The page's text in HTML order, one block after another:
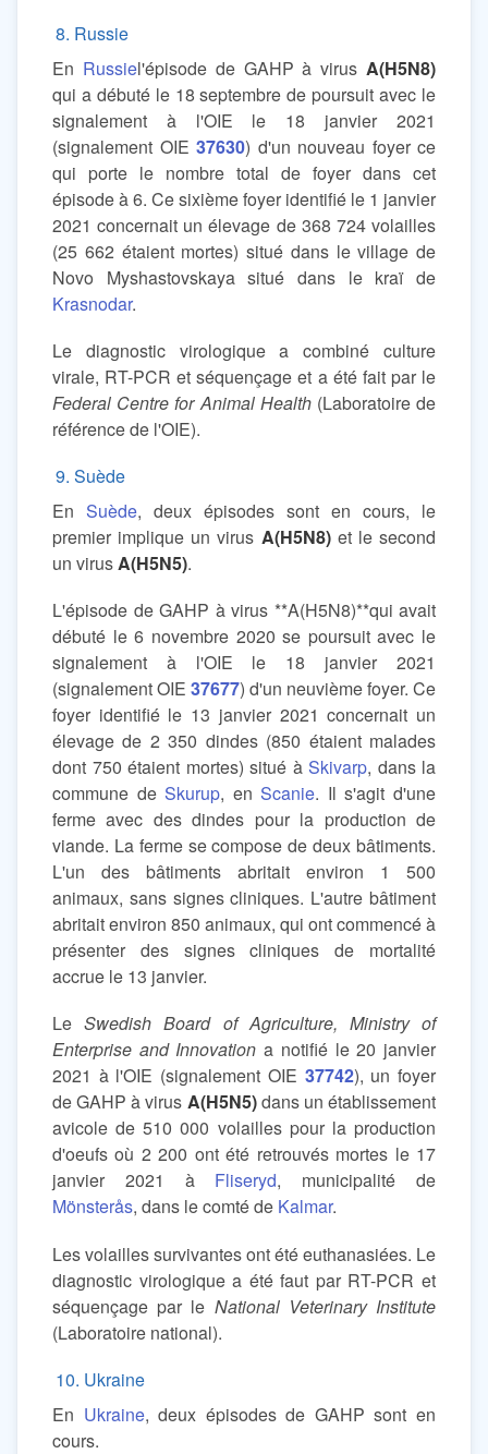
8. Russie
En Russiel'épisode de GAHP à virus A(H5N8)
qui a débuté le 18 septembre de poursuit avec le
signalement à l'OIE le 18 janvier 2021
(signalement OIE 37630) d'un nouveau foyer ce
qui porte le nombre total de foyer dans cet
épisode à 6. Ce sixième foyer identifié le 1 janvier
2021 concernait un élevage de 368 724 volailles
(25 662 étaient mortes) situé dans le village de
Novo Myshastovskaya situé dans le kraï de
Krasnodar.
Le diagnostic virologique a combiné culture
virale, RT-PCR et séquençage et a été fait par le
Federal Centre for Animal Health(Laboratoire de
référence de l'OIE).
9. Suède
En Suède, deux épisodes sont en cours, le
premier implique un virus A(H5N8)et le second
un virusA(H5N5).
L'épisode de GAHP à virus **A(H5N8)**qui avait
débuté le 6 novembre 2020 se poursuit avec le
signalement à l'OIE le 18 janvier 2021
(signalement OIE 37677) d'un neuvième foyer. Ce
foyer identifié le 13 janvier 2021 concernait un
élevage de 2 350 dindes (850 étaient malades
dont 750 étaient mortes) situé à Skivarp, dans la
commune deSkurup, enScanie. Il s'agit d'une
ferme avec des dindes pour la production de
viande. La ferme se compose de deux bâtiments.
L'un des bâtiments abritait environ 1 500
animaux, sans signes cliniques. L'autre bâtiment
abritait environ 850 animaux, qui ont commencé à
présenter des signes cliniques de mortalité
accrue le 13 janvier.
LeSwedish Board of Agriculture, Ministry of
Enterprise and Innovation a notifié le 20 janvier
2021 à l'OIE (signalement OIE 37742), un foyer
de GAHP à virus A(H5N5)dans un établissement
avicole de 510 000 volailles pour la production
d'oeufs où 2 200 ont été retrouvés mortes le 17
janvier 2021 à Fliseryd, municipalité de
Mönsterås, dans le comté de Kalmar.
Les volailles survivantes ont été euthanasiées. Le
diagnostic virologique a été faut par RT-PCR et
séquençage par le National Veterinary Institute
(Laboratoire national).
10. Ukraine
En Ukraine, deux épisodes de GAHP sont en
cours.